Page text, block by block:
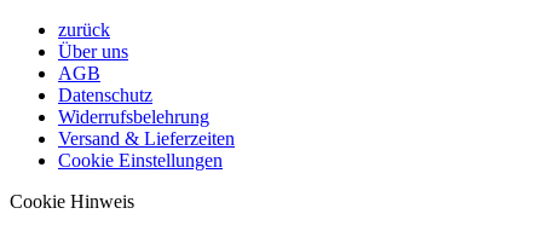
zurück
Über uns
AGB
Datenschutz
Widerrufsbelehrung
Versand & Lieferzeiten
Cookie Einstellungen
Cookie Hinweis